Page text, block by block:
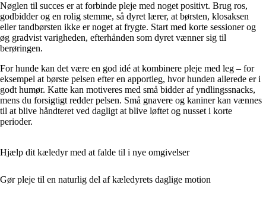
Nøglen til succes er at forbinde pleje med noget positivt. Brug ros,
godbidder og en rolig stemme, så dyret lærer, at børsten, klosaksen
eller tandbørsten ikke er noget at frygte. Start med korte sessioner og
øg gradvist varigheden, efterhånden som dyret vænner sig til
berøringen.
For hunde kan det være en god idé at kombinere pleje med leg – for
eksempel at børste pelsen efter en apportleg, hvor hunden allerede er i
godt humør. Katte kan motiveres med små bidder af yndlingssnacks,
mens du forsigtigt redder pelsen. Små gnavere og kaniner kan vænnes
til at blive håndteret ved dagligt at blive løftet og nusset i korte
perioder.
Hjælp dit kæledyr med at falde til i nye omgivelser
Gør pleje til en naturlig del af kæledyrets daglige motion